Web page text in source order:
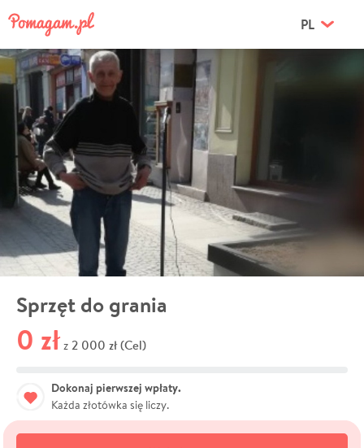
PL
Sprzęt do grania
0 zł z 2 000 zł (Cel)
Dokonaj pierwszej wpłaty.
Każda złotówka się liczy.